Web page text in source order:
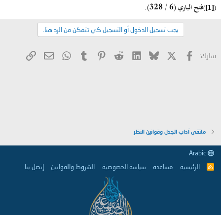
(
[1]
)فتح الباري (6 / 328).
يجب تسجيل الدخول أو التسجيل كي تتمكن من الرد هنا.
شارك: فيسبوك Bluesky
LinkedIn
Reddit
Pinterest
Tumblr
WhatsApp
البريد
ملتقى آداب الجدل وقوانين النظر
R
الرئيسية مساعدة سياسة الخصوصية الشروط والقوانين إتصل بنا